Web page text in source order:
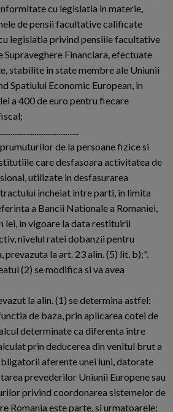
cu legislatia in materie,
de pensii facultative calificate
legislatia privind pensiile facultative
Financiara, efectuate
stabilite in state membre ale Uniunii
Spatiului Economic European, in
a 400 de euro pentru fiecare
de la persoane fizice si
care desfasoara activitatea de
utilizate in desfasurarea
incheiat intre parti, in limita
a Bancii Nationale a Romaniei,
lei, in vigoare la data restituirii
nivelul ratei dobanzii pentru
prevazuta la art. 23 alin. (5) lit. b);".
(2) se modifica si va avea
la alin. (1) se determina astfel:
de baza, prin aplicarea cotei de
determinate ca diferenta intre
prin deducerea din venitul brut a
aferente unei luni, datorate
prevederilor Uniunii Europene sau
privind coordonarea sistemelor de
Romania este parte, si urmatoarele: